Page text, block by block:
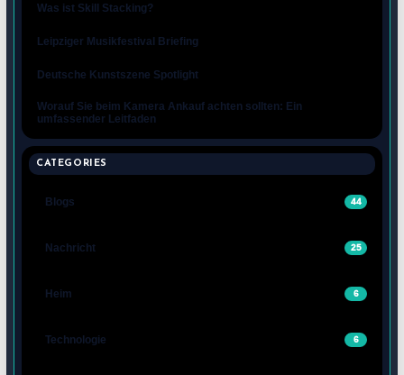
Was ist Skill Stacking?
Leipziger Musikfestival Briefing
Deutsche Kunstszene Spotlight
Worauf Sie beim Kamera Ankauf achten sollten: Ein
umfassender Leitfaden
CATEGORIES
Blogs 44
Nachricht 25
Heim 6
Technologie 6